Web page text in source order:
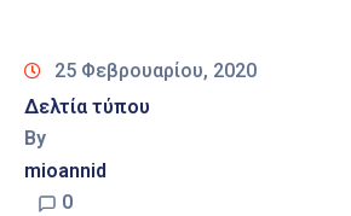
Νέα
Υπηρεσίες
Του
Δήμου
25 Φεβρουαρίου, 2020
Δελτία τύπου
By
mioannid
0